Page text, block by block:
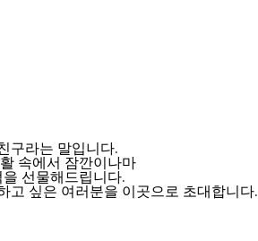
구라는 말입니다.
속에서 잠깐이나마
선물해드립니다.
고 싶은 여러분을 이곳으로 초대합니다.